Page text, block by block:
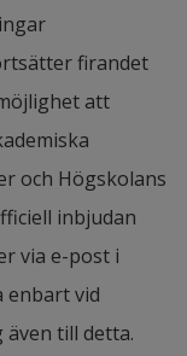
firandet
att
och Högskolans
inbjudan
via e-post i
enbart vid
även till detta.